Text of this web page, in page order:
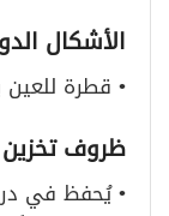
الأشكال
• قطرة للعين
ظروف تخزين
• يُحفظ في درجة